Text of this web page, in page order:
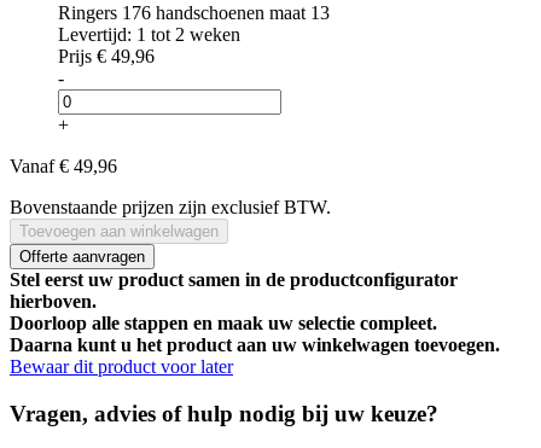
Ringers 176 handschoenen maat 13
Levertijd: 1 tot 2 weken
Prijs € 49,96
-
+
Vanaf € 49,96
Bovenstaande prijzen zijn exclusief BTW.
Toevoegen aan winkelwagen
Offerte aanvragen
Stel eerst uw product samen in de productconfigurator
hierboven.
Doorloop alle stappen en maak uw selectie compleet.
Daarna kunt u het product aan uw winkelwagen toevoegen.
Bewaar dit product voor later
Vragen, advies of hulp nodig bij uw keuze?